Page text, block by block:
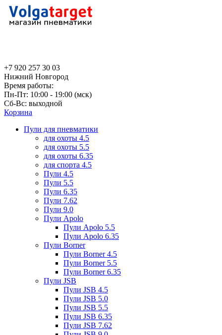
+7 920 257 30 03
Нижний Новгород
Время работы:
Пн-Пт: 10:00 - 19:00 (мск)
Сб-Вс: выходной
Корзина
Пули для пневматики
для охоты 4.5
для охоты 5.5
для охоты 6.35
для спорта 4.5
Пули 4.5
Пули 5.5
Пули 6.35
Пули 7.62
Пули 9.0
Пули Apolo
Пули Apolo 5.5
Пули Apolo 6.35
Пули Borner
Пули Borner 4.5
Пули Borner 5.5
Пули Borner 6.35
Пули JSB
Пули JSB 4.5
Пули JSB 5.0
Пули JSB 5.5
Пули JSB 6.35
Пули JSB 7.62